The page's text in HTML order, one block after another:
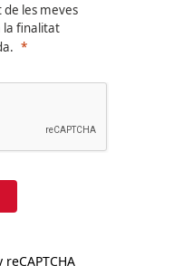
les meves
la finalitat